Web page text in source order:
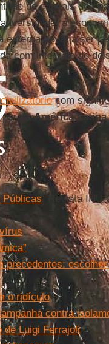
de capitais dos
a
externa deveria ser
com intervalo de
com
para aAmérica Latina.
. Revista IHU
precedentes:
o ridículo
contra
de Luigi Ferrajoli